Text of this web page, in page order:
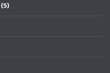
(5)